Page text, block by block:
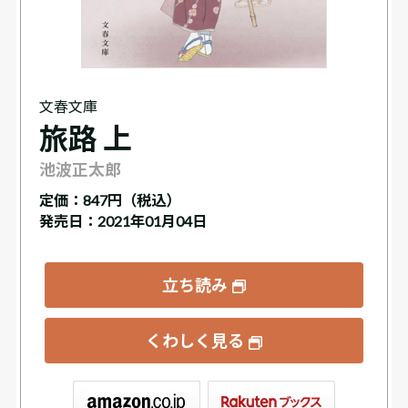
文春文庫
旅路 上
池波正太郎
定価： 847円（税込）
発売日：2021年01月04日
立ち読み
くわしく見る